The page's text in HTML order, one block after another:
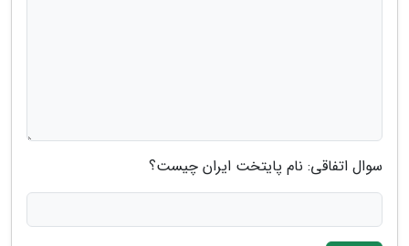
سوال اتفاقی: نام پایتخت ایران چیست؟